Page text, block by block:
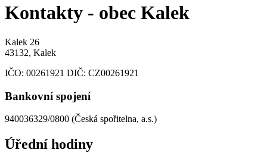
Kontakty - obec Kalek
Kalek 26
43132, Kalek
IČO: 00261921 DIČ: CZ00261921
Bankovní spojení
940036329/0800 (Česká spořitelna, a.s.)
Úřední hodiny